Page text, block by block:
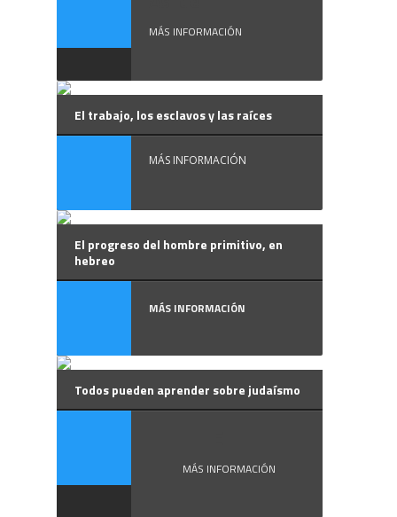
MÁS INFORMACIÓN
El trabajo, los esclavos y las raíces
MÁS INFORMACIÓN
El progreso del hombre primitivo, en
hebreo
MÁS INFORMACIÓN
Todos pueden aprender sobre judaísmo
MÁS INFORMACIÓN